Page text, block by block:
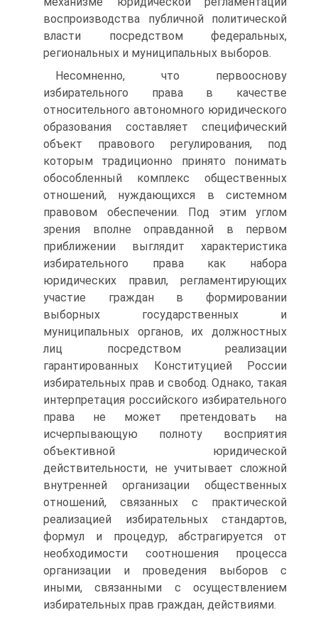
воспроизводства публичной политической
власти посредством федеральных,
региональных и муниципальных выборов.
Несомненно, что первооснову
избирательного права в качестве
относительного автономного юридического
образования составляет специфический
объект правового регулирования, под
которым традиционно принято понимать
обособленный комплекс общественных
отношений, нуждающихся в системном
правовом обеспечении. Под этим углом
зрения вполне оправданной в первом
приближении выглядит характеристика
избирательного права как набора
юридических правил, регламентирующих
участие граждан в формировании
выборных государственных и
муниципальных органов, их должностных
лиц посредством реализации
гарантированных Конституцией России
избирательных прав и свобод. Однако, такая
интерпретация российского избирательного
права не может претендовать на
исчерпывающую полноту восприятия
объективной юридической
действительности, не учитывает сложной
внутренней организации общественных
отношений, связанных с практической
реализацией избирательных стандартов,
формул и процедур, абстрагируется от
необходимости соотношения процесса
организации и проведения выборов с
иными, связанными с осуществлением
избирательных прав граждан, действиями.